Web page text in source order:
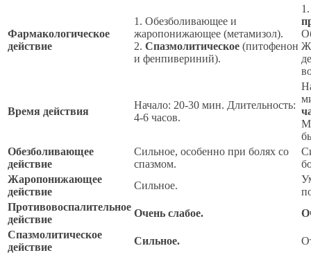
Фармакологическое
действие
1. Обезболивающее и
жаропонижающее (метамизол).
2. Спазмолитическое (питофенон
и фенпивериний).
Время действия
Начало: 20-30 мин. Длительность:
4-6 часов.
Обезболивающее
действие
Сильное, особенно при болях со
спазмом.
Жаропонижающее
действие
Сильное.
Противовоспалительное
действие
Очень слабое.
Спазмолитическое
действие
Сильное.